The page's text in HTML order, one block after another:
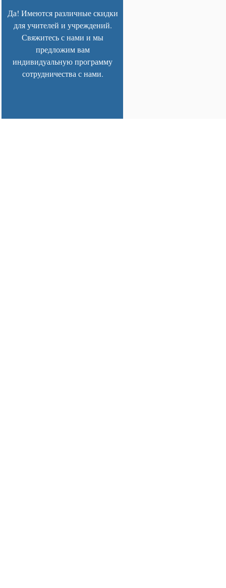
Да! Имеются различные скидки
для учителей и учреждений.
Свяжитесь с нами и мы
предложим вам
индивидуальную программу
сотрудничества с нами.